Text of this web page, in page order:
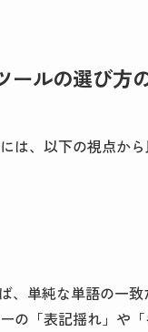
ールの選び方
は、以下の視点か
、単純な単語の一
の「表記揺れ」や